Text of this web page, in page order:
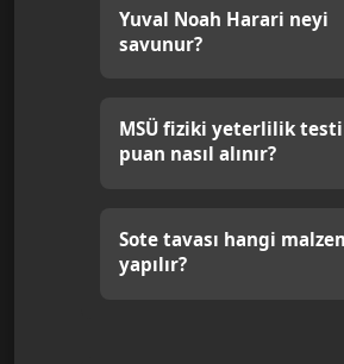
Yuval Noah Harari neyi
savunur?
MSÜ fiziki yeterlilik testi
puan nasıl alınır?
Sote tavası hangi
yapılır?